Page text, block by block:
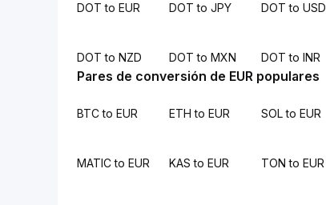
DOT to EUR DOT to JPY DOT to USD
DOT to NZD DOT to MXN DOT to INR
Pares de conversión de EUR populares
BTC to EUR ETH to EUR SOL to EUR
MATIC to EUR KAS to EUR TON to EUR